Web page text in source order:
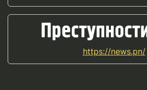
https://news.pn/